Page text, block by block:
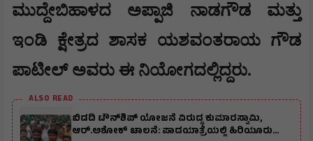
ಮುದ್ದೇಬಿಹಾಳದ ಅಪ್ಪಾಜಿ ನಾಡಗೌಡ ಮತ್ತು
ಇಂಡಿ ಕ್ಷೇತ್ರದ ಶಾಸಕ ಯಶವಂತರಾಯ ಗೌಡ
ಪಾಟೀಲ್ ಅವರು ಈ ನಿಯೋಗದಲ್ಲಿದ್ದರು.
ALSO READ
ಬಿಡದಿ ಟೌನ್‌ಶಿಪ್‌ ಯೋಜನೆ ವಿರುದ್ಧ ಕುಮಾರಸ್ವಾಮಿ,
ಆರ್.ಅಶೋಕ್ ಚಾಲನೆ: ಪಾದಯಾತ್ರೆಯಲ್ಲಿ ಹಿರಿಯೂರು